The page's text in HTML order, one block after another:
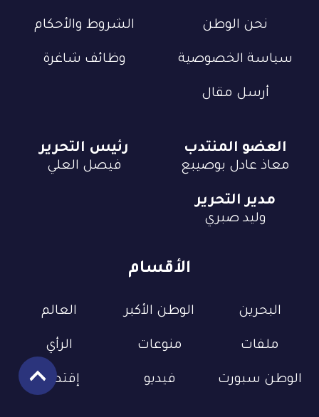
نحن الوطن الشروط والأحكام
سياسة الخصوصية وظائف شاغرة
أرسل مقال
الأقسام
البحرين الوطن الأكبر العالم
ملفات منوعات الرأي
الوطن سبورت فيديو إقتصاد
العضو المنتدب
معاذ عادل بوصيبع
رئيس التحرير
فيصل العلي
مدير التحرير
وليد صبري